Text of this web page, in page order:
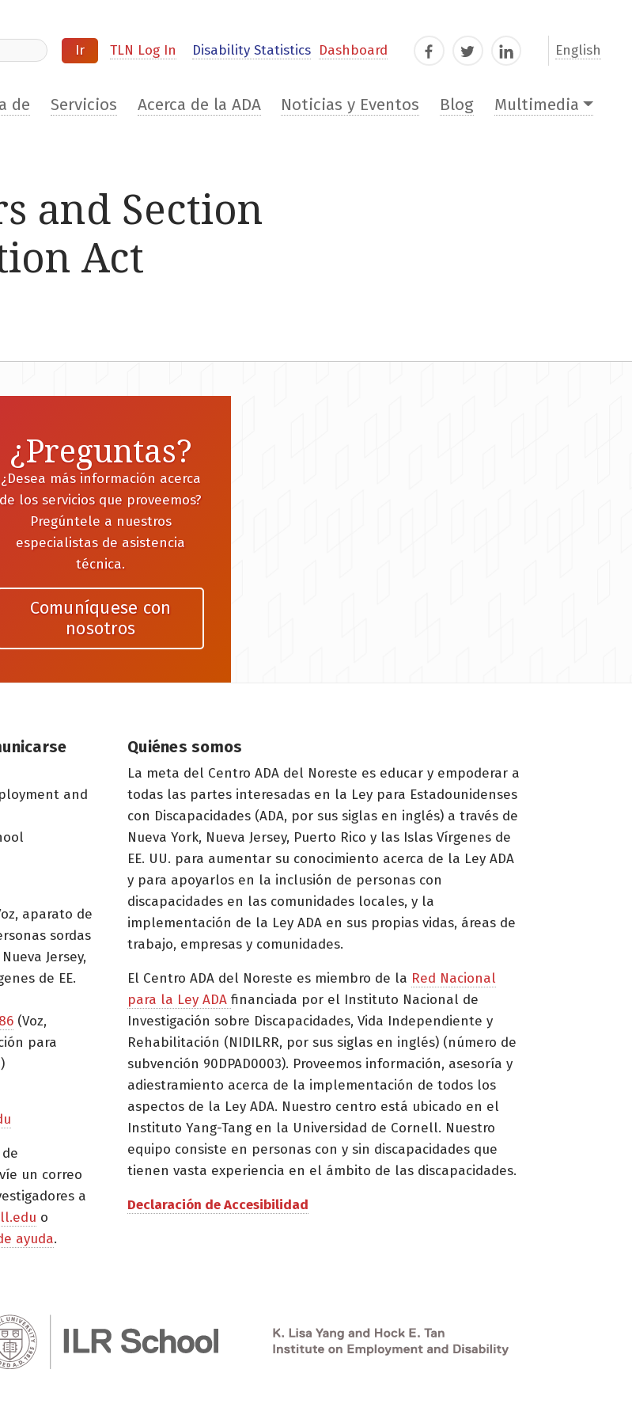
TLN Log In Disability Statistics Dashboard FacebookTwitterLinkedIn English
de Servicios Acerca de la ADA Noticias y Eventos Blog Multimedia
and Section
Act
¿Preguntas?
¿Desea más información acerca
de los servicios que proveemos?
Pregúntele a nuestros
especialistas de asistencia
técnica.
Comuníquese con
nosotros
and
aparato de
sordas
Jersey,
de EE.
(Voz,
para
un correo
a
o
ayuda.
Quiénes somos
La meta del Centro ADA del Noreste es educar y empoderar a
todas las partes interesadas en la Ley para Estadounidenses
con Discapacidades (ADA, por sus siglas en inglés) a través de
Nueva York, Nueva Jersey, Puerto Rico y las Islas Vírgenes de
EE. UU. para aumentar su conocimiento acerca de la Ley ADA
y para apoyarlos en la inclusión de personas con
discapacidades en las comunidades locales, y la
implementación de la Ley ADA en sus propias vidas, áreas de
trabajo, empresas y comunidades.
El Centro ADA del Noreste es miembro de la Red Nacional
para la Ley ADA financiada por el Instituto Nacional de
Investigación sobre Discapacidades, Vida Independiente y
Rehabilitación (NIDILRR, por sus siglas en inglés) (número de
subvención 90DPAD0003). Proveemos información, asesoría y
adiestramiento acerca de la implementación de todos los
aspectos de la Ley ADA. Nuestro centro está ubicado en el
Instituto Yang-Tang en la Universidad de Cornell. Nuestro
equipo consiste en personas con y sin discapacidades que
tienen vasta experiencia en el ámbito de las discapacidades.
Declaración de Accesibilidad